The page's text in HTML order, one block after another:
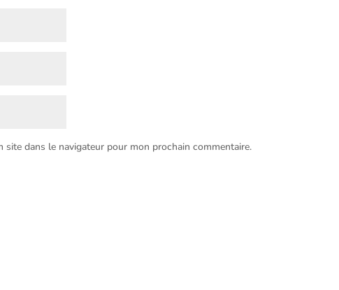
dans le navigateur pour mon prochain commentaire.